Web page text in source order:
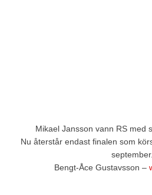
Mikael Jansson vann RS med
Nu återstår endast finalen som
september.
Bengt-Åce Gustavsson –